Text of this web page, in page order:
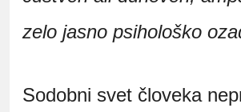
zelo jasno psihološko
Sodobni svet človeka